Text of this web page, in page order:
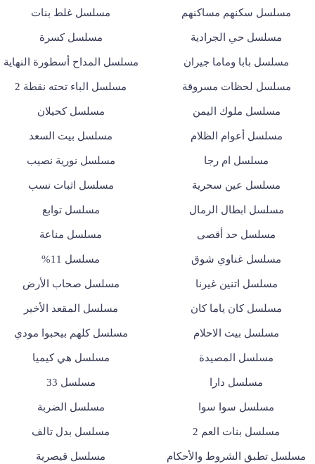
مسلسل سكنهم مساكنهم مسلسل غلط بنات
مسلسل حي الجرادية مسلسل كسرة
مسلسل بابا وماما جيران مسلسل المداح أسطورة النهاية
مسلسل لحظات مسروقة مسلسل الباء تحته نقطة 2
مسلسل ملوك اليمن مسلسل كحيلان
مسلسل أعوام الظلام مسلسل بيت السعد
مسلسل ام رجا مسلسل نورية نصيب
مسلسل عين سحرية مسلسل اثبات نسب
مسلسل ابطال الرمال مسلسل توابع
مسلسل حد أقصى مسلسل مناعة
مسلسل غناوي شوق مسلسل 11%
مسلسل اتنين غيرنا مسلسل صحاب الأرض
مسلسل كان ياما كان مسلسل المقعد الأخير
مسلسل بيت الاحلام مسلسل كلهم بيحبوا مودي
مسلسل المصيدة مسلسل هي كيميا
مسلسل دارا مسلسل 33
مسلسل سوا سوا مسلسل الضربة
مسلسل بنات العم 2 مسلسل بدل تالف
مسلسل تطبق الشروط والأحكام مسلسل قيصرية